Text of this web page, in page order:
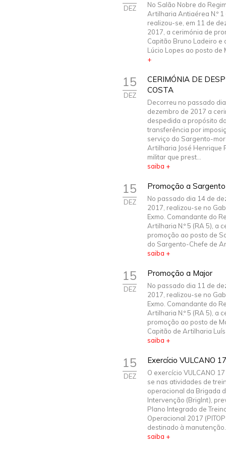
DEZ
No Salão Nobre do
Artilharia Antiaérea N.º
realizou-se, em 11 de
2017, a cerimónia de
Capitão Bruno Ladeiro e
Lúcio Lopes ao posto de
+
15
DEZ
CERIMÓNIA DE
COSTA
Decorreu no passado
dezembro de 2017 a
despedida a propósito
transferência por
serviço do Sargento-
Artilharia José Henrique
militar que prest...
saiba +
15
DEZ
Promoção a
No passado dia 14 de
2017, realizou-se no
Exmo. Comandante do
Artilharia N.º 5 (RA 5), a
promoção ao posto de
do Sargento-Chefe de
saiba +
15
DEZ
Promoção a Major
No passado dia 11 de
2017, realizou-se no
Exmo. Comandante do
Artilharia N.º 5 (RA 5), a
promoção ao posto de
Capitão de Artilharia Luís
saiba +
15
DEZ
Exercício VULCANO
O exercício VULCANO
se nas atividades de
operacional da Brigada
Intervenção (BrigInt),
Plano Integrado de
Operacional 2017
destinado à
saiba +